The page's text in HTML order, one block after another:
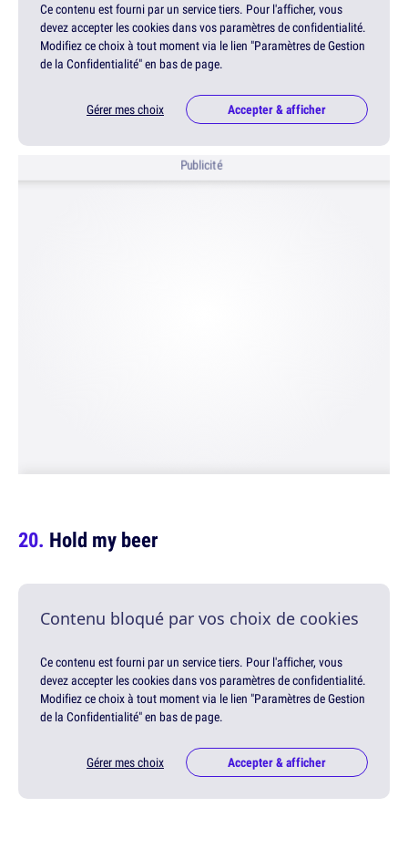
Ce contenu est fourni par un service tiers. Pour l'afficher, vous
devez accepter les cookies dans vos paramètres de confidentialité.
Modifiez ce choix à tout moment via le lien "Paramètres de Gestion
de la Confidentialité" en bas de page.
Gérer mes choix Accepter & afficher
Publicité
Hold my beer
Contenu bloqué par vos choix de cookies
Ce contenu est fourni par un service tiers. Pour l'afficher, vous
devez accepter les cookies dans vos paramètres de confidentialité.
Modifiez ce choix à tout moment via le lien "Paramètres de Gestion
de la Confidentialité" en bas de page.
Gérer mes choix Accepter & afficher